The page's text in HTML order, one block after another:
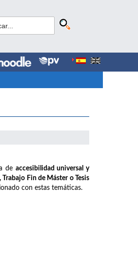
de accesibilidad universal y
Fin de Máster o Tesis
con estas temáticas.